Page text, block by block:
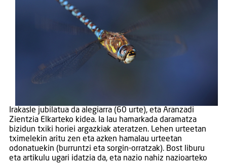
Irakasle jubilatua da alegiarra (60 urte), eta Aranzadi
Zientzia Elkarteko kidea. Ia lau hamarkada daramatza
bizidun txiki horiei argazkiak ateratzen. Lehen urteetan
tximelekin aritu zen eta azken hamalau urteetan
odonatuekin (burruntzi eta sorgin-orratzak). Bost liburu
eta artikulu ugari idatzia da, eta nazio nahiz nazioarteko